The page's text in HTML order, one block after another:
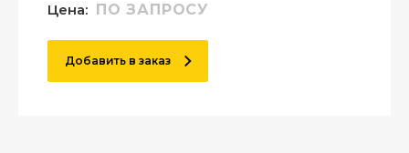
Цена: ПО ЗАПРОСУ
Добавить в заказ